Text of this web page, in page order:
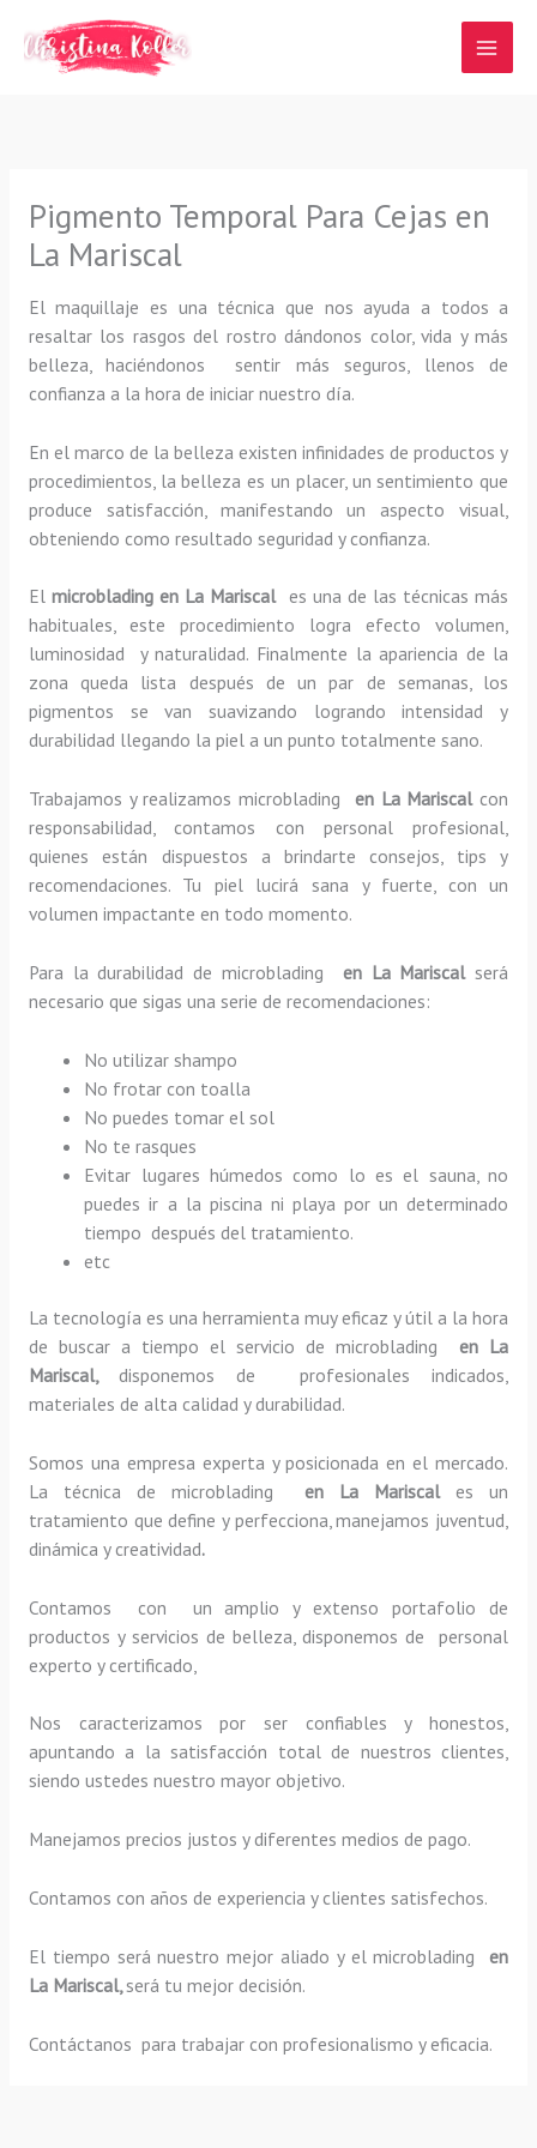
contenido
Pigmento Temporal Para Cejas en
La Mariscal
El maquillaje es una técnica que nos ayuda a todos a
resaltar los rasgos del rostro dándonos color, vida y más
belleza, haciéndonos sentir más seguros, llenos de
confianza a la hora de iniciar nuestro día.
En el marco de la belleza existen infinidades de productos y
procedimientos, la belleza es un placer, un sentimiento que
produce satisfacción, manifestando un aspecto visual,
obteniendo como resultado seguridad y confianza.
El microblading en La Mariscal es una de las técnicas más
habituales, este procedimiento logra efecto volumen,
luminosidad y naturalidad. Finalmente la apariencia de la
zona queda lista después de un par de semanas, los
pigmentos se van suavizando logrando intensidad y
durabilidad llegando la piel a un punto totalmente sano.
Trabajamos y realizamos microblading en La Mariscal con
responsabilidad, contamos con personal profesional,
quienes están dispuestos a brindarte consejos, tips y
recomendaciones. Tu piel lucirá sana y fuerte, con un
volumen impactante en todo momento.
Para la durabilidad de microblading en La Mariscal será
necesario que sigas una serie de recomendaciones:
No utilizar shampo
No frotar con toalla
No puedes tomar el sol
No te rasques
Evitar lugares húmedos como lo es el sauna, no
puedes ir a la piscina ni playa por un determinado
tiempo después del tratamiento.
etc
La tecnología es una herramienta muy eficaz y útil a la hora
de buscar a tiempo el servicio de microblading en La
Mariscal,disponemos de profesionales indicados,
materiales de alta calidad y durabilidad.
Somos una empresa experta y posicionada en el mercado.
La técnica de microblading en La Mariscal es un
tratamiento que define y perfecciona, manejamos juventud,
dinámica y creatividad.
Contamos con un amplio y extenso portafolio de
productos y servicios de belleza, disponemos de personal
experto y certificado,
Nos caracterizamos por ser confiables y honestos,
apuntando a la satisfacción total de nuestros clientes,
siendo ustedes nuestro mayor objetivo.
Manejamos precios justos y diferentes medios de pago.
Contamos con años de experiencia y clientes satisfechos.
El tiempo será nuestro mejor aliado y elmicroblading en
La Mariscal, será tu mejor decisión.
Contáctanos para trabajar con profesionalismo y eficacia.